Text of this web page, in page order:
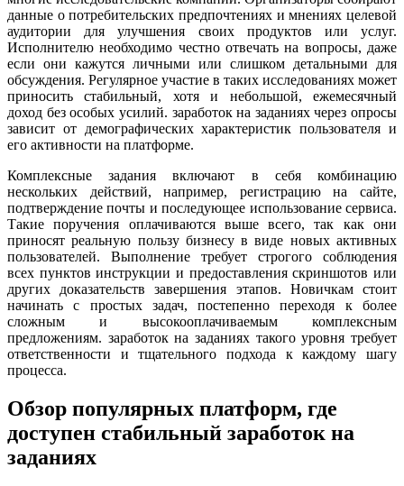
данные о потребительских предпочтениях и мнениях целевой
аудитории для улучшения своих продуктов или услуг.
Исполнителю необходимо честно отвечать на вопросы, даже
если они кажутся личными или слишком детальными для
обсуждения. Регулярное участие в таких исследованиях может
приносить стабильный, хотя и небольшой, ежемесячный
доход без особых усилий. заработок на заданиях через опросы
зависит от демографических характеристик пользователя и
его активности на платформе.
Комплексные задания включают в себя комбинацию
нескольких действий, например, регистрацию на сайте,
подтверждение почты и последующее использование сервиса.
Такие поручения оплачиваются выше всего, так как они
приносят реальную пользу бизнесу в виде новых активных
пользователей. Выполнение требует строгого соблюдения
всех пунктов инструкции и предоставления скриншотов или
других доказательств завершения этапов. Новичкам стоит
начинать с простых задач, постепенно переходя к более
сложным и высокооплачиваемым комплексным
предложениям. заработок на заданиях такого уровня требует
ответственности и тщательного подхода к каждому шагу
процесса.
Обзор популярных платформ, где
доступен стабильный заработок на
заданиях